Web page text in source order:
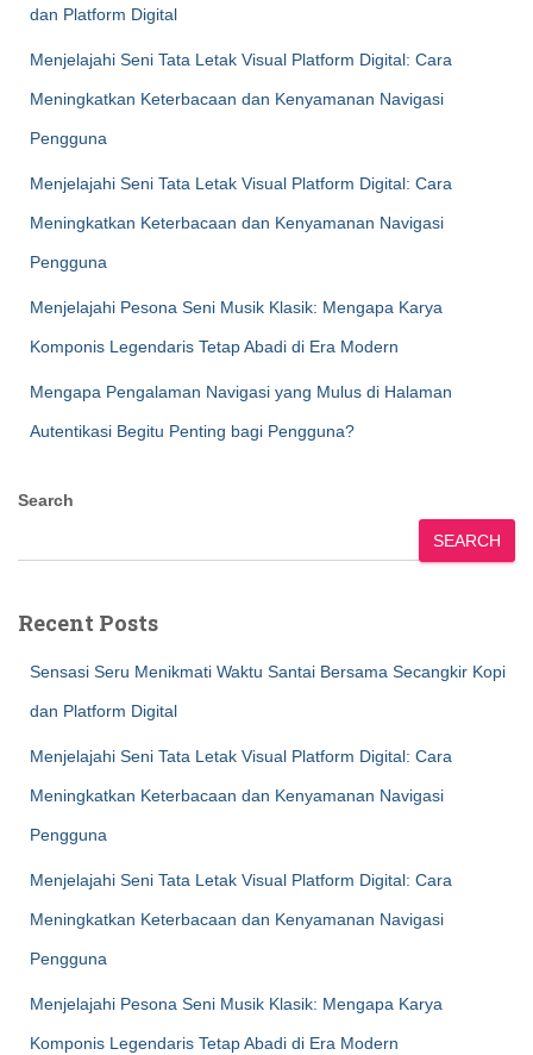
dan Platform Digital
Menjelajahi Seni Tata Letak Visual Platform Digital: Cara
Meningkatkan Keterbacaan dan Kenyamanan Navigasi
Pengguna
Menjelajahi Seni Tata Letak Visual Platform Digital: Cara
Meningkatkan Keterbacaan dan Kenyamanan Navigasi
Pengguna
Menjelajahi Pesona Seni Musik Klasik: Mengapa Karya
Komponis Legendaris Tetap Abadi di Era Modern
Mengapa Pengalaman Navigasi yang Mulus di Halaman
Autentikasi Begitu Penting bagi Pengguna?
Search
SEARCH
Recent Posts
Sensasi Seru Menikmati Waktu Santai Bersama Secangkir Kopi
dan Platform Digital
Menjelajahi Seni Tata Letak Visual Platform Digital: Cara
Meningkatkan Keterbacaan dan Kenyamanan Navigasi
Pengguna
Menjelajahi Seni Tata Letak Visual Platform Digital: Cara
Meningkatkan Keterbacaan dan Kenyamanan Navigasi
Pengguna
Menjelajahi Pesona Seni Musik Klasik: Mengapa Karya
Komponis Legendaris Tetap Abadi di Era Modern